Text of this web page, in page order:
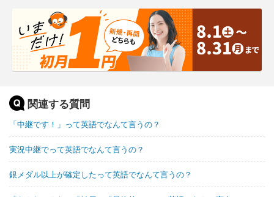
関連する質問
「中継です！」って英語でなんて言うの？
実況中継でって英語でなんて言うの？
銀メダル以上が確定したって英語でなんて言うの？